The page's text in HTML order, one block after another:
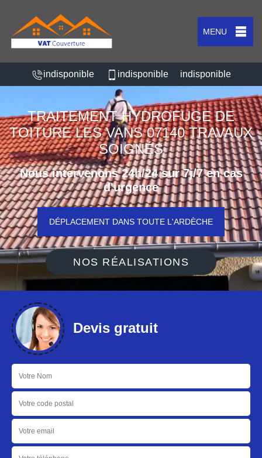
MENU
indisponible indisponible indisponible
TRAITEMENT HYDROFUGE DE
TOITURE LES VANS 07140 TRAVAUX
SOIGNÉS
Nous intervenons 24h/24 sur 7j/7 en cas
d'urgence
DÉPLACEMENT DANS TOUTE L'ARDÈCHE
NOS RÉALISATIONS
Devis gratuit